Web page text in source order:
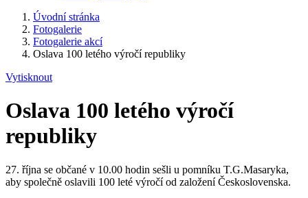
Úvodní stránka
Fotogalerie
Fotogalerie akcí
Oslava 100 letého výročí republiky
Vytisknout
Oslava 100 letého výročí
republiky
27. října se občané v 10.00 hodin sešli u pomníku T.G.Masaryka,
aby společně oslavili 100 leté výročí od založení Československa.